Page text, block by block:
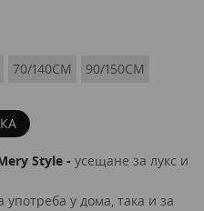
70/140СМ 90/150СМ
Style -усещане за лукс и
у дома, така и за